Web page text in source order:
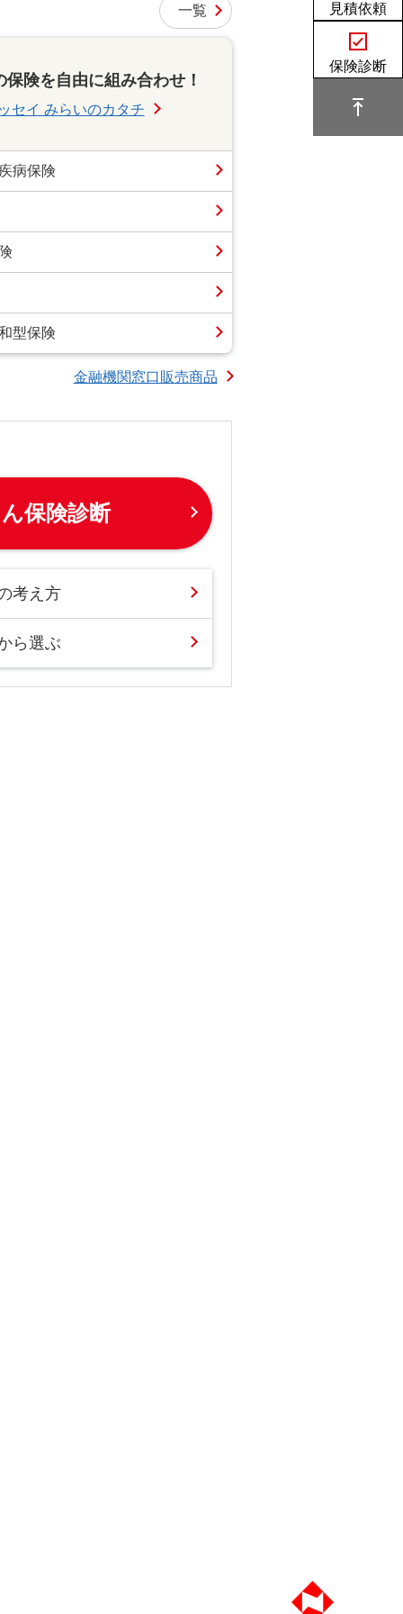
一覧
保険を自由に組み合わせ！
セイ みらいのカタチ
病保険
型保険
金融機関窓口販売商品
保険診断
考え方
ら選ぶ
見積依頼
保険診断